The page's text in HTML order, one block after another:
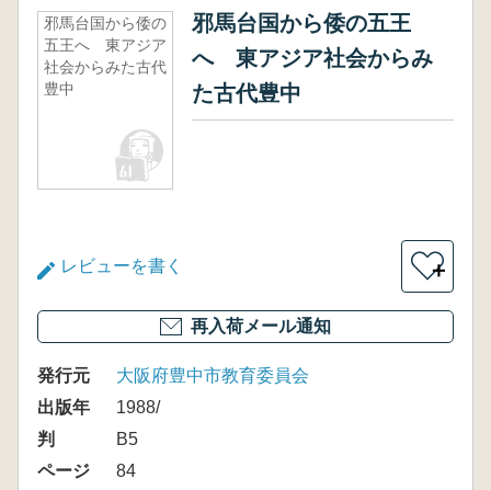
邪馬台国から倭の
五王へ 東アジア
社会からみた古代
豊中
邪馬台国から倭の五王
へ 東アジア社会からみ
た古代豊中
レビューを書く ＋
再入荷メール通知
発行元
大阪府豊中市教育委員会
出版年
1988/
判
B5
ページ
84